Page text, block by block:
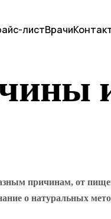
листВрачи
причинам, от
о натуральных